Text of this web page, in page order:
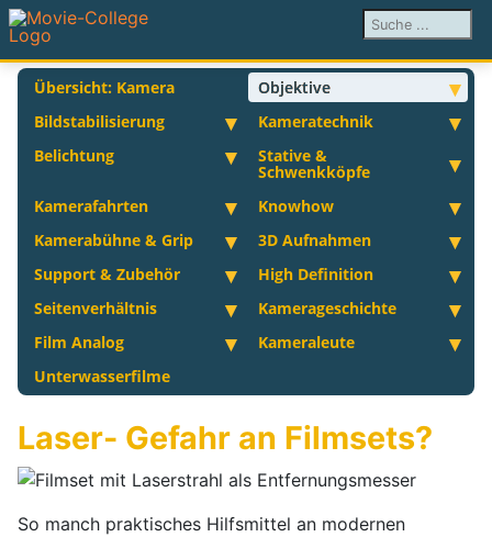
Suchen ...
Übersicht: Kamera
Objektive
Bildstabilisierung
Kameratechnik
Belichtung
Stative &
Schwenkköpfe
Kamerafahrten
Knowhow
Kamerabühne & Grip
3D Aufnahmen
Support & Zubehör
High Definition
Seitenverhältnis
Kamerageschichte
Film Analog
Kameraleute
Unterwasserfilme
Laser- Gefahr an Filmsets?
So manch praktisches Hilfsmittel an modernen